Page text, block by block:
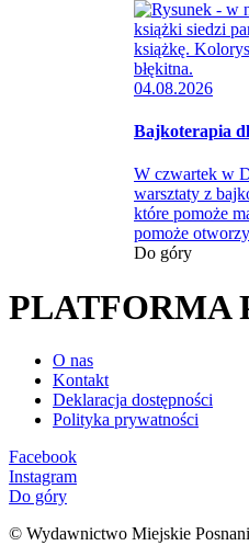
04.08.2026
Bajkoterapia
W czwartek w
warsztaty z
które pomoże
pomoże
Do góry
PLATFORMA
O nas
Kontakt
Deklaracja dostępności
Polityka prywatności
Facebook
Instagram
Do góry
© Wydawnictwo Miejskie